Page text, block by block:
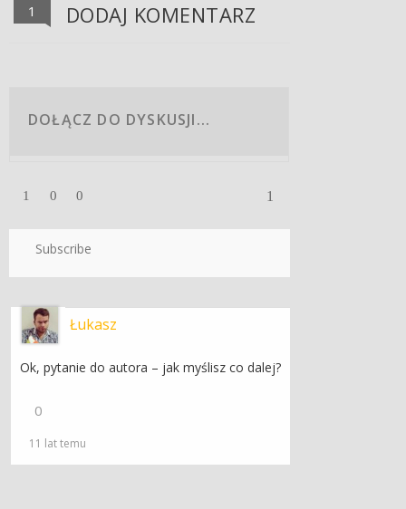
1 DODAJ KOMENTARZ
1 0 0 1
Subscribe
Łukasz
Ok, pytanie do autora – jak myślisz co dalej?
0
11 lat temu